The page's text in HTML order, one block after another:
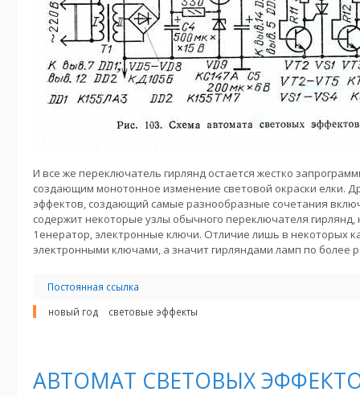
И все же переключатель гирлянд остается жестко
создающим монотонное изменение световой окраски елки.
эффектов, создающий самые разнообразные сочетания
содержит некоторые узлы обычного переключателя
1енератор, электронные ключи. Отличие лишь в некоторых
электронными ключами, а значит гирляндами ламп по более
Постоянная ссылка
новый год
световые эффекты
АВТОМАТ СВЕТОВЫХ